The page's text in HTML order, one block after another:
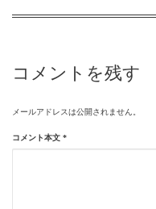
コメントを残す
メールアドレスは公開されません。
コメント本文 *